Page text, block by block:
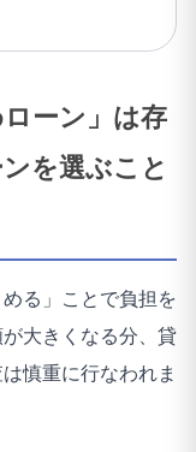
ーン」は存
を選ぶこと
る」ことで負担を
大きくなる分、貸
慎重に行なわれま